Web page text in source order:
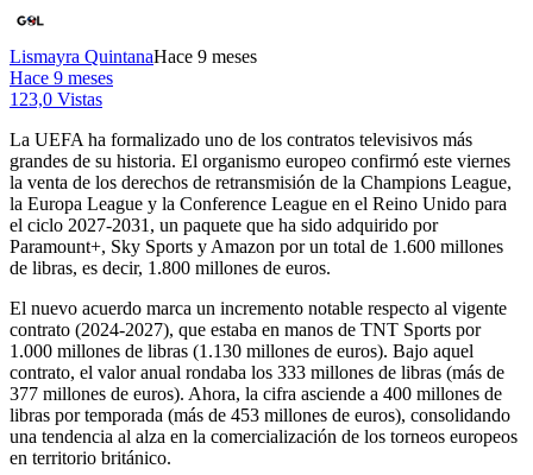
Lismayra QuintanaHace 9 meses
Hace 9 meses
123,0 Vistas
La UEFA ha formalizado uno de los contratos televisivos más
grandes de su historia. El organismo europeo confirmó este viernes
la venta de los derechos de retransmisión de la Champions League,
la Europa League y la Conference League en el Reino Unido para
el ciclo 2027-2031, un paquete que ha sido adquirido por
Paramount+, Sky Sports y Amazon por un total de 1.600 millones
de libras, es decir, 1.800 millones de euros.
El nuevo acuerdo marca un incremento notable respecto al vigente
contrato (2024-2027), que estaba en manos de TNT Sports por
1.000 millones de libras (1.130 millones de euros). Bajo aquel
contrato, el valor anual rondaba los 333 millones de libras (más de
377 millones de euros). Ahora, la cifra asciende a 400 millones de
libras por temporada (más de 453 millones de euros), consolidando
una tendencia al alza en la comercialización de los torneos europeos
en territorio británico.